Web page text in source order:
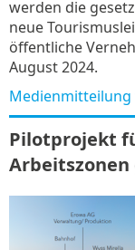
werden die
neue
öffentliche
August 2024.
Medienmitteilung
Pilotprojekt